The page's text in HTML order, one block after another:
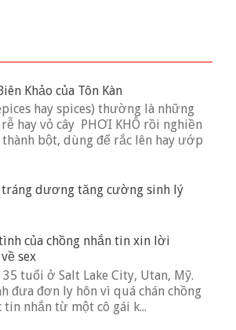
Khảo của Tôn Kàn
hay spices) thường là những
rễ hay vỏ cây PHƠI KHÔ rồi nghiền
thành bột, dùng để rắc lên hay ướp
tráng dương tăng cường sinh lý
của chồng nhắn tin xin lời
sex
35 tuổi ở Salt Lake City, Utan, Mỹ.
đưa đơn ly hôn vì quá chán chồng
tin nhắn từ một cô gái k...